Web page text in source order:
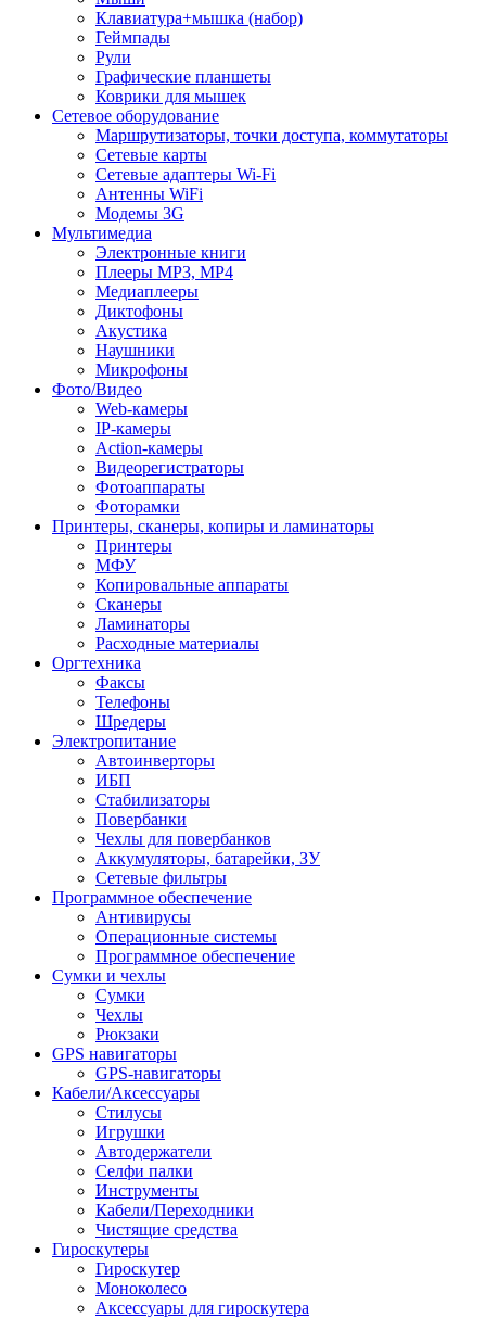
Клавиатура+мышка (набор)
Геймпады
Рули
Графические планшеты
Коврики для мышек
Сетевое оборудование
Маршрутизаторы, точки доступа, коммутаторы
Сетевые карты
Сетевые адаптеры Wi-Fi
Антенны WiFi
Модемы 3G
Мультимедиа
Электронные книги
Плееры MP3, MP4
Медиаплееры
Диктофоны
Акустика
Наушники
Микрофоны
Фото/Видео
Web-камеры
IP-камеры
Action-камеры
Видеорегистраторы
Фотоаппараты
Фоторамки
Принтеры, сканеры, копиры и ламинаторы
Принтеры
МФУ
Копировальные аппараты
Сканеры
Ламинаторы
Расходные материалы
Оргтехника
Факсы
Телефоны
Шредеры
Электропитание
Автоинверторы
ИБП
Стабилизаторы
Повербанки
Чехлы для повербанков
Аккумуляторы, батарейки, ЗУ
Сетевые фильтры
Программное обеспечение
Антивирусы
Операционные системы
Программное обеспечение
Сумки и чехлы
Сумки
Чехлы
Рюкзаки
GPS навигаторы
GPS-навигаторы
Кабели/Аксессуары
Стилусы
Игрушки
Автодержатели
Селфи палки
Инструменты
Кабели/Переходники
Чистящие средства
Гироскутеры
Гироскутер
Моноколесо
Аксессуары для гироскутера